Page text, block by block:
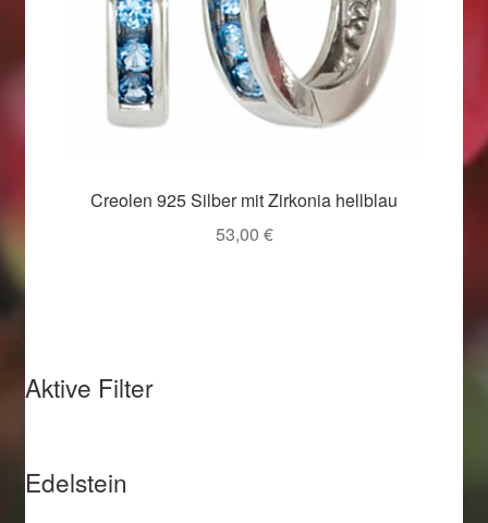
Weihnachtsangebote 2021
Widerrufsrecht
Creolen 925 Silber mit Zirkonia hellblau
53,00 €
Aktive Filter
Edelstein